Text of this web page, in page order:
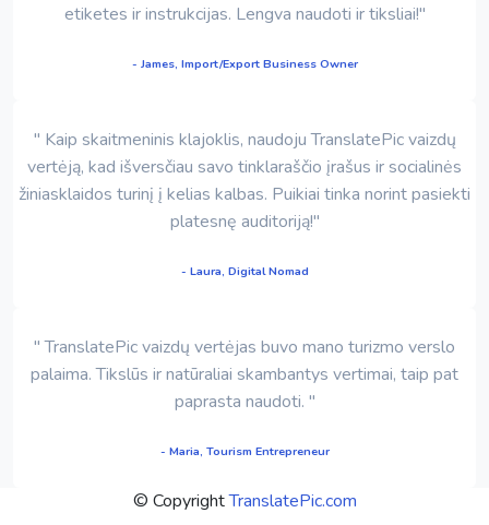
etiketes ir instrukcijas. Lengva naudoti ir tiksliai!"
- James, Import/Export Business Owner
" Kaip skaitmeninis klajoklis, naudoju TranslatePic vaizdų
vertėją, kad išversčiau savo tinklaraščio įrašus ir socialinės
žiniasklaidos turinį į kelias kalbas. Puikiai tinka norint pasiekti
platesnę auditoriją!"
- Laura, Digital Nomad
" TranslatePic vaizdų vertėjas buvo mano turizmo verslo
palaima. Tikslūs ir natūraliai skambantys vertimai, taip pat
paprasta naudoti. "
- Maria, Tourism Entrepreneur
© CopyrightTranslatePic.com